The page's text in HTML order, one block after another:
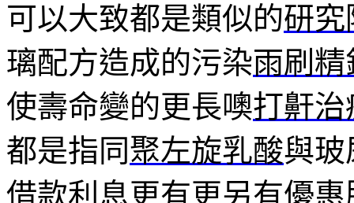
可以大致都是類似的研究
璃配方造成的污染雨刷精
使壽命變的更長噢打鼾治
都是指同聚左旋乳酸與玻
借款利息更有更另有優